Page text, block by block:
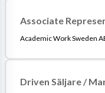
Associate
Academic Work Sweden
Driven Säljare /